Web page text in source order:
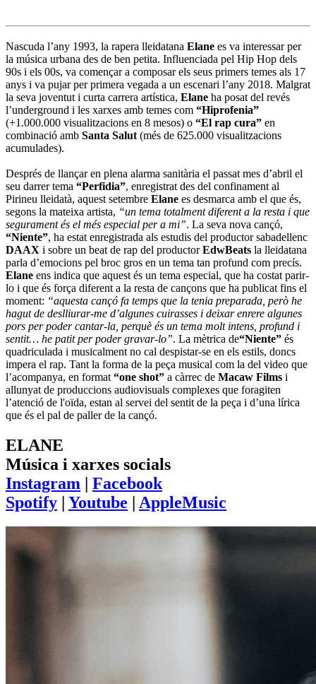
Nascuda l’any 1993, la rapera lleidatana Elane es va interessar per
la música urbana des de ben petita. Influenciada pel Hip Hop dels
90s i els 00s, va començar a composar els seus primers temes als 17
anys i va pujar per primera vegada a un escenari l’any 2018. Malgrat
la seva joventut i curta carrera artística, Elane ha posat del revés
l’underground i les xarxes amb temes com “Hiprofenia”
(+1.000.000 visualitzacions en 8 mesos) o “El rap cura” en
combinació amb Santa Salut (més de 625.000 visualitzacions
acumulades).
Després de llançar en plena alarma sanitària el passat mes d’abril el
seu darrer tema “Perfidia”, enregistrat des del confinament al
Pirineu lleidatà, aquest setembre Elane es desmarca amb el que és,
segons la mateixa artista, “un tema totalment diferent a la resta i que
segurament és el més especial per a mi”. La seva nova cançó,
“Niente”, ha estat enregistrada als estudis del productor sabadellenc
DAAX i sobre un beat de rap del productorEdwBeats la lleidatana
parla d’emocions pel broc gros en un tema tan profund com precís.
Elane ens indica que aquest és un tema especial, que ha costat parir-
lo i que és força diferent a la resta de cançons que ha publicat fins el
moment: “aquesta cançó fa temps que la tenia preparada, però he
hagut de deslliurar-me d’algunes cuirasses i deixar enrere algunes
pors per poder cantar-la, perquè és un tema molt intens, profund i
sentit… he patit per poder gravar-lo”. La mètrica de“Niente” és
quadriculada i musicalment no cal despistar-se en els estils, doncs
impera el rap. Tant la forma de la peça musical com la del video que
l’acompanya, en format “one shot” a càrrec de Macaw Films i
allunyat de produccions audiovisuals complexes que foragiten
l’atenció de l'oïda, estan al servei del sentit de la peça i d’una lírica
que és el pal de paller de la cançó.
ELANE
Música i xarxes socials
Instagram | Facebook
Spotify | Youtube | AppleMusic